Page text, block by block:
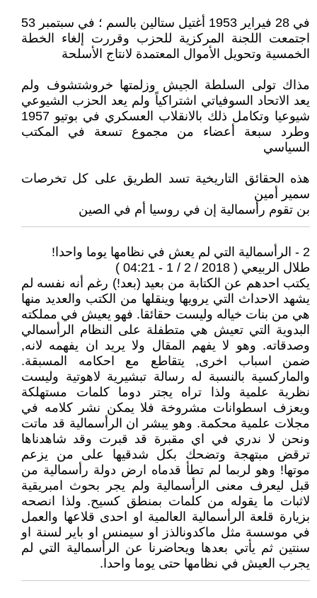
في 28 فيراير 1953 أغتيل ستالين بالسم ؛ في سبتمبر 53
اجتمعت اللجنة المركزية للحزب وقررت إلغاء الخطة
الخمسية وتحويل الأموال المعتمدة لانتاج الأسلحة
مذاك تولى السلطة الجيش وزلمتها خروشتشوف ولم
يعد الاتحاد السوفياتي اشتراكياً ولم يعد الحزب الشيوعي
شيوعيا وتكامل ذلك بالانقلاب العسكري في بوتيو 1957
وطرد سبعة أعضاء من مجموع تسعة في المكتب
السياسي
هذه الحقائق التاريخية تسد الطريق على كل تخرصات
سمير أمين
بن تقوم رأسمالية إن في روسيا أم في الصين
2 - الرأسمالية التي لم يعش في نظامها يوما واحدا!
طلال الربيعي ( 2018 / 2 / 1 - 04:21 )
يكتب احدهم عن الكتابة من بعيد (بعد!) رغم أنه نفسه لم
يشهد الاحداث التي يرويها وينقلها من الكتب والعديد منها
هي من بنات خياله وليست حقائقا. فهو يعيش في مملكته
البدوية التي تعيش هي متطفلة على النظام الرأسمالي
وصدقاته. وهو لا يفهم المقال ولا يريد ان يفهمه لانه,
ضمن اسباب اخرى, يتقاطع مع احكامه المسبقة.
والماركسية بالنسبة له رسالة تبشيرية لاهوتية وليست
نظرية علمية ولذا تراه يجتر دوما كلمات مستهلكة
ويعزف اسطوانات مشروخة فلا يمكن نشر كلامه في
مجلات علمية محكمة. وهو يبشر ان الرأسمالية قد ماتت
ونحن لا ندري في اي مقبرة قد قبرت وقد شاهدناها
ترقض مبتهجة وتضحك بكل شدقيها على من يزعم
موتها! وهو لربما لم تطأ قدماه ارض دولة رأسمالية من
قبل ليعرف معنى الرأسمالية ولم يجر بحوث امبريقية
لاثبات ما يقوله من كلمات بمنطق كسيح. ولذا انصحه
بزيارة قلعة الرأسمالية العالمية او احدى قلاعها والعمل
في موسسة مثل ماكدونالذز او سيمنس او باير لسنة او
سنتين ثم يأتي بعدها ويحاضرنا عن الرأسمالية التي لم
يجرب العيش في نظامها حتى يوما واحدا.